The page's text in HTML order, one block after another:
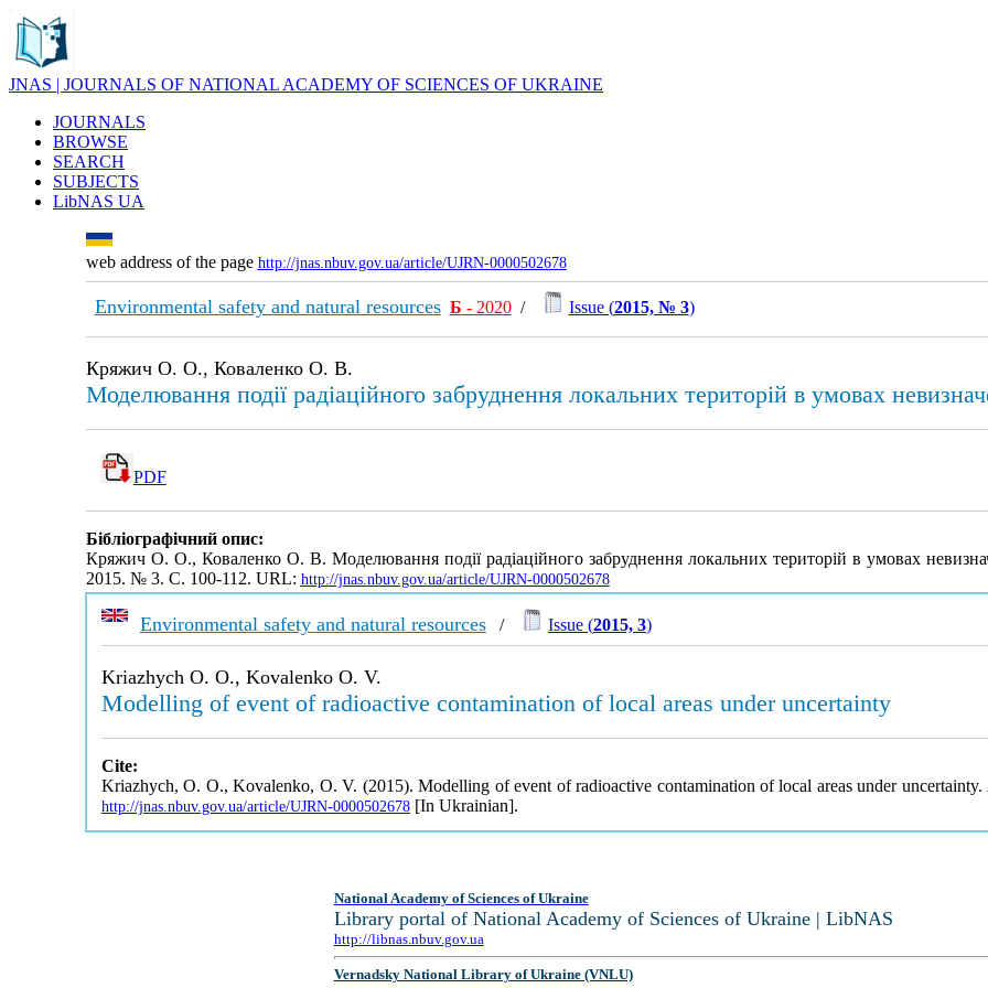
JNAS | JOURNALS OF NATIONAL ACADEMY OF SCIENCES OF UKRAINE
JOURNALS
BROWSE
SEARCH
SUBJECTS
LibNAS UA
web address of the page http://jnas.nbuv.gov.ua/article/UJRN-0000502678
Environmental safety and natural resources Б - 2020/ Issue (2015, № 3)
Кряжич О. О., Коваленко О. В.
Моделювання події радіаційного забруднення локальних територій в умовах
PDF
Бібліографічний опис:
Кряжич О. О., Коваленко О. В. Моделювання події радіаційного забруднення локальних територій в умовах
2015. № 3. С. 100-112. URL: http://jnas.nbuv.gov.ua/article/UJRN-0000502678
Environmental safety and natural resources/ Issue (2015, 3)
Kriazhych O. O., Kovalenko O. V.
Modelling of event of radioactive contamination of local areas under uncertainty
Cite:
Kriazhych, O. O., Kovalenko, O. V. (2015). Modelling of event of radioactive contamination of local areas under uncertainty.
http://jnas.nbuv.gov.ua/article/UJRN-0000502678[In Ukrainian].
National Academy of Sciences of Ukraine
Library portal of National Academy of Sciences of Ukraine | LibNAS
http://libnas.nbuv.gov.ua
Vernadsky National Library of Ukraine (VNLU)